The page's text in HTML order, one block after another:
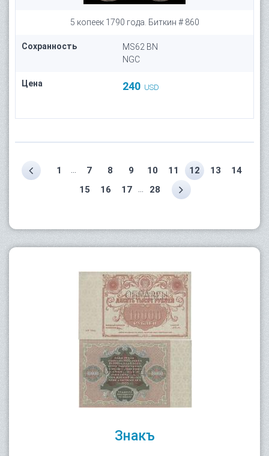
5 копеек 1790 года. Биткин # 860
Сохранность
MS62 BN
NGC
Цена 240 USD
1 7 8 9 10 11 12 13
14
15
16 17 28
Знакъ